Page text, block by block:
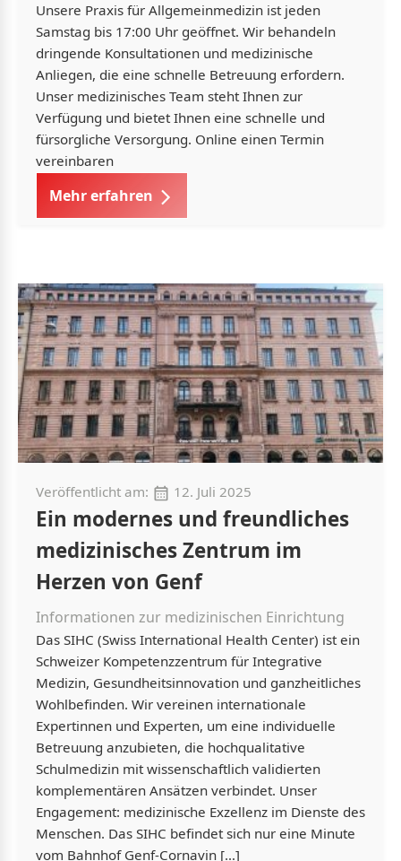
Unsere Praxis für Allgemeinmedizin ist jeden
Samstag bis 17:00 Uhr geöffnet. Wir behandeln
dringende Konsultationen und medizinische
Anliegen, die eine schnelle Betreuung erfordern.
Unser medizinisches Team steht Ihnen zur
Verfügung und bietet Ihnen eine schnelle und
fürsorgliche Versorgung. Online einen Termin
vereinbaren
Mehr erfahren
Veröffentlicht am: 12. Juli 2025
Ein modernes und freundliches
medizinisches Zentrum im
Herzen von Genf
Informationen zur medizinischen Einrichtung
Das SIHC (Swiss International Health Center) ist ein
Schweizer Kompetenzzentrum für Integrative
Medizin, Gesundheitsinnovation und ganzheitliches
Wohlbefinden. Wir vereinen internationale
Expertinnen und Experten, um eine individuelle
Betreuung anzubieten, die hochqualitative
Schulmedizin mit wissenschaftlich validierten
komplementären Ansätzen verbindet. Unser
Engagement: medizinische Exzellenz im Dienste des
Menschen. Das SIHC befindet sich nur eine Minute
vom Bahnhof Genf-Cornavin […]